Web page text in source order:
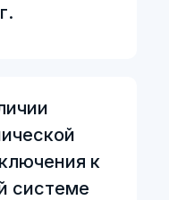
к
системе